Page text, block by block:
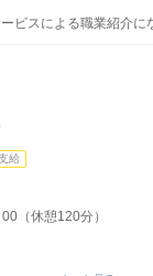
ビスによる職業紹介に
給
（休憩120分）